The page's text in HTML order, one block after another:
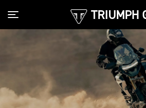
TRIUMPH
Toggle navigation